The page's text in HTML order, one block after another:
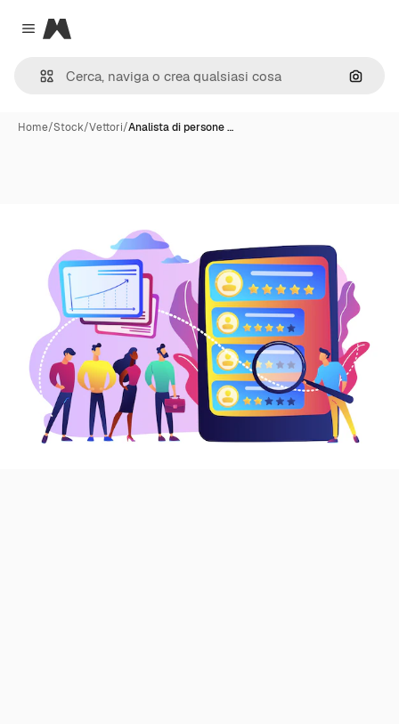
Close menu
Magnific
Cerca
Home/Stock/Vettori/Analista di persone …